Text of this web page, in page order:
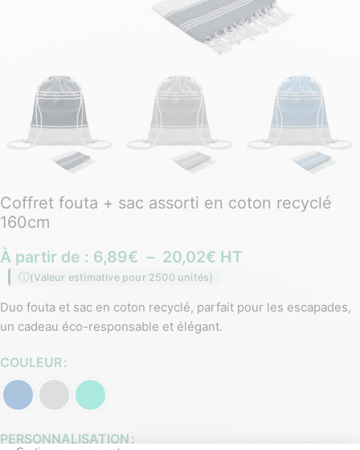
Coffret fouta + sac assorti en coton recyclé
160cm
À partir de : 6,89€ – 20,02€ HT
(Valeur estimative pour 2500 unités)
Duo fouta et sac en coton recyclé, parfait pour les escapades,
un cadeau éco-responsable et élégant.
COULEUR
PERSONNALISATION